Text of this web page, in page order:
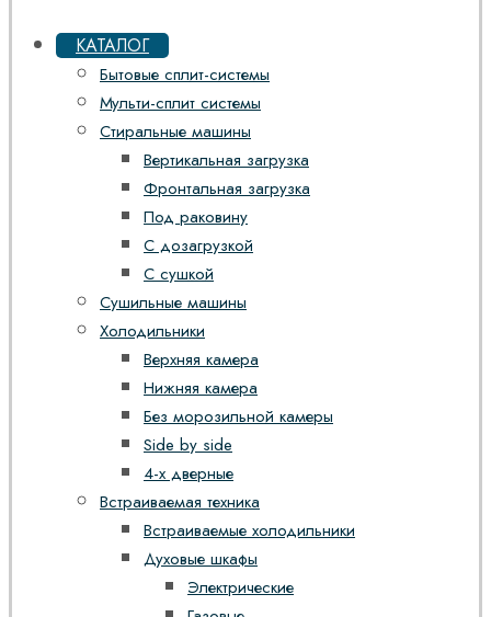
КАТАЛОГ
Бытовые сплит-системы
Мульти-сплит системы
Стиральные машины
Вертикальная загрузка
Фронтальная загрузка
Под раковину
С дозагрузкой
С сушкой
Сушильные машины
Холодильники
Верхняя камера
Нижняя камера
Без морозильной камеры
Side by side
4-х дверные
Встраиваемая техника
Встраиваемые холодильники
Духовые шкафы
Электрические